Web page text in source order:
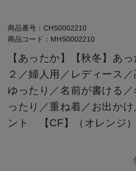
商品番号： CHS0002210
商品コード： MHS0002210
【あったか】【秋冬】あ
２／婦人用／レディース
ゆったり／名前が書ける
ったり／重ね着／お出か
ント 【CF】（オレンジ）